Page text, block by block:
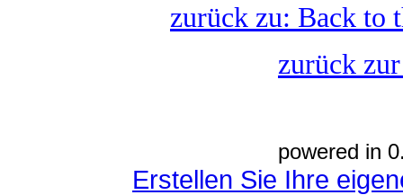
zurück zu: Back to
zurück
powered in
Erstellen Sie Ihre